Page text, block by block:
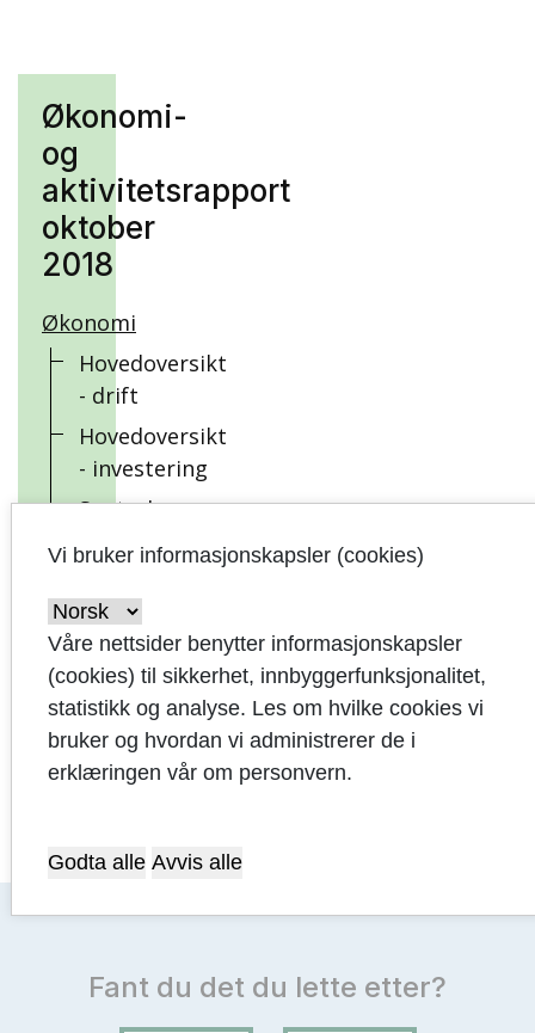
Økonomi-
og
aktivitetsrapport
oktober
2018
Økonomi
Hovedoversikt
- drift
Hovedoversikt
- investering
Sentrale
inntekter og
Sentrale
aktiviteter
og
nøkkeltall
Vi bruker informasjonskapsler (cookies)
Våre nettsider benytter informasjonskapsler
(cookies) til sikkerhet, innbyggerfunksjonalitet,
statistikk og analyse. Les om hvilke cookies vi
bruker og hvordan vi administrerer de i
erklæringen vår om personvern.
Godta alle Avvis alle